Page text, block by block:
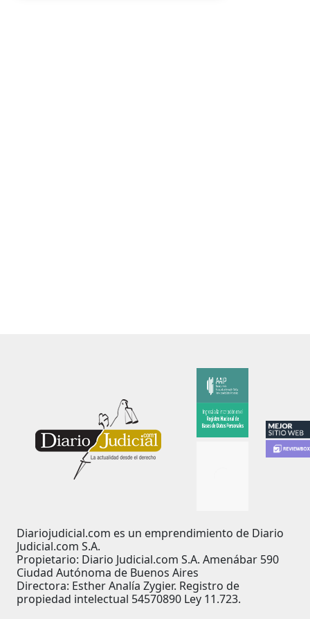
Diariojudicial.com es un emprendimiento de Diario
Judicial.com S.A.
Propietario: Diario Judicial.com S.A. Amenábar 590
Ciudad Autónoma de Buenos Aires
Directora: Esther Analía Zygier. Registro de
propiedad intelectual 54570890 Ley 11.723.